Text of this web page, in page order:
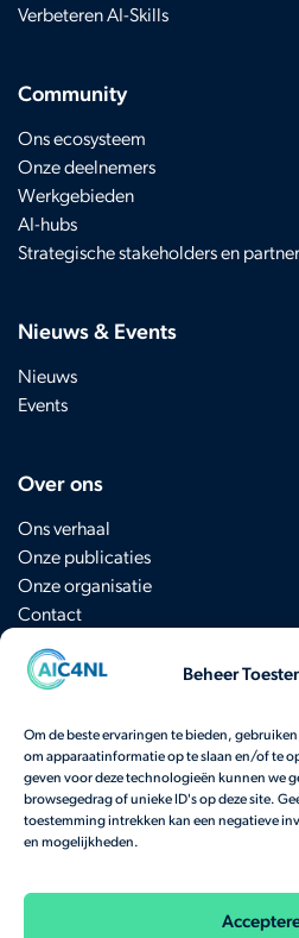
Beheer
Om de beste ervaringen te bieden,
om apparaatinformatie op te slaan en/of te
geven voor deze technologieën kunnen we
browsegedrag of unieke ID's op deze site.
toestemming intrekken kan een negatieve
en mogelijkheden.
Verbeteren AI-Skills
Community
Ons ecosysteem
Onze deelnemers
Werkgebieden
AI-hubs
Strategische stakeholders en
Nieuws & Events
Nieuws
Events
Over ons
Ons verhaal
Onze publicaties
Onze organisatie
Contact
Schrijf je in voor de nieuwsbrief
Heb je een vraag? Neemhier
Bekijk onze veelgestelde vragen
Onze activiteiten worden gefinancierd door het
van Economische